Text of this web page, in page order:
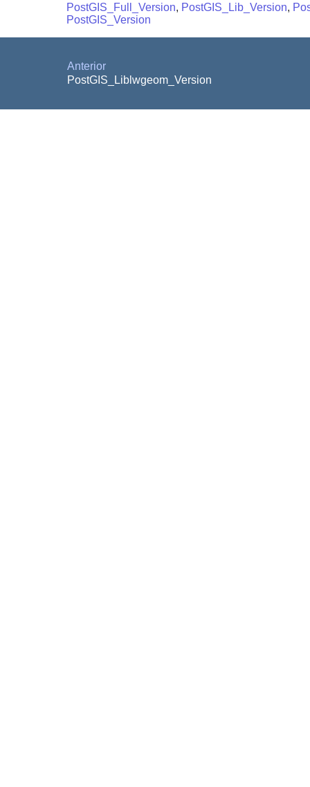
PostGIS_Full_Version, PostGIS_Lib_Version,
PostGIS_Version
Anterior
PostGIS_Liblwgeom_Version